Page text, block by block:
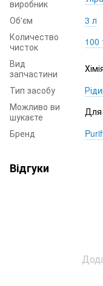
виробник
Об'єм
3 л
Количество
чисток
100
Вид
запчастини
Тип засобу
Можливо ви
шукаєте
Для
Бренд
Відгуки